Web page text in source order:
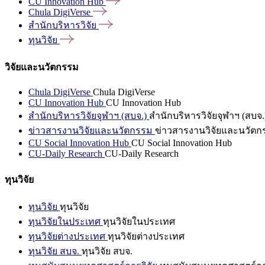
Chula DigiVerse
สำนักบริหารวิจัย
ทุนวิจัย
วิจัยและนวัตกรรม
Chula DigiVerse Chula DigiVerse
CU Innovation Hub CU Innovation Hub
สำนักบริหารวิจัยจุฬาฯ (สบจ.) สำนักบริหารวิจัยจุฬาฯ (สบจ
ข่าวสารงานวิจัยและนวัตกรรม ข่าวสารงานวิจัยและนวัตก
CU Social Innovation Hub CU Social Innovation Hub
CU-Daily Research CU-Daily Research
ทุนวิจัย
ทุนวิจัย ทุนวิจัย
ทุนวิจัยในประเทศ ทุนวิจัยในประเทศ
ทุนวิจัยต่างประเทศ ทุนวิจัยต่างประเทศ
ทุนวิจัย สบจ. ทุนวิจัย สบจ.